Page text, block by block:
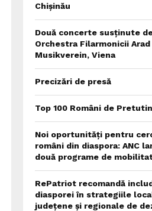
Chișinău
Două concerte susținute
Orchestra Filarmonicii Arad
Musikverein, Viena
Precizări de presă
Top 100 Români de
Noi oportunități pentru
români din diaspora: ANC
două programe de
RePatriot recomandă
diasporei în strategiile
județene și regionale de